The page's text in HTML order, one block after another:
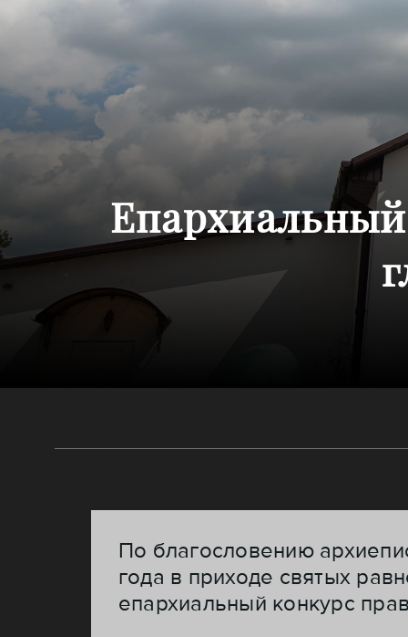
По благословению
года в приходе святых
епархиальный конкурс